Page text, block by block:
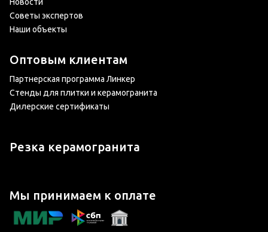
Новости
Советы экспертов
Наши объекты
Оптовым клиентам
Партнерская программа Линкер
Стенды для плитки и керамогранита
Дилерские сертификаты
Резка керамогранита
Мы принимаем к оплате